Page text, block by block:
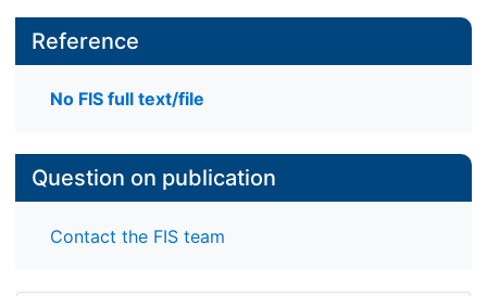
Reference
No FIS full text/file
Question on publication
Contact the FIS team